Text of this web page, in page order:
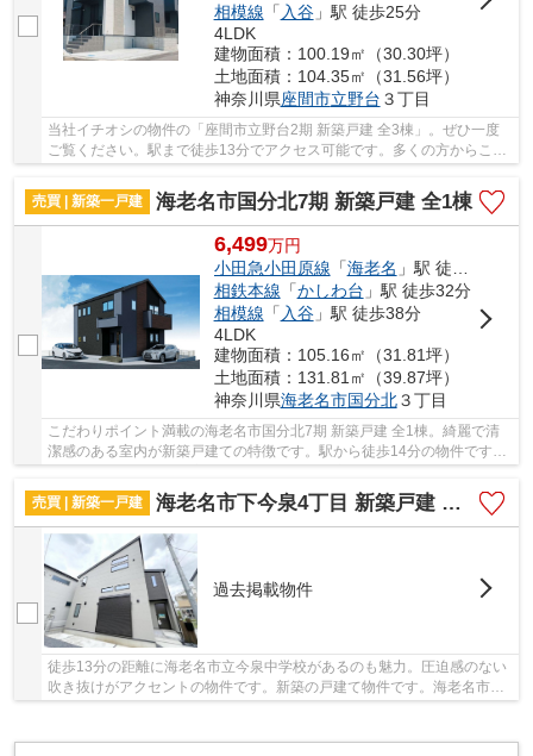
相模線 「 入谷」駅 徒歩25分
4LDK
建物面積：100.19㎡（30.30坪）
土地面積：104.35㎡（31.56坪）
神奈川県座間市立野台 ３丁目
当社イチオシの物件の「座間市立野台2期 新築戸建 全3棟」。ぜひ一度
ご覧ください。駅まで徒歩13分でアクセス可能です。多くの方からこだ
売買 | 新築一戸建
海老名市国分北7期 新築戸建 全1棟
6,499万円
小田急小田原線 「海老名 」駅 徒歩14分
相鉄本線 「かしわ台 」駅 徒歩32分
相模線 「 入谷」駅 徒歩38分
4LDK
建物面積：105.16㎡（31.81坪）
土地面積：131.81㎡（39.87坪）
神奈川県海老名市国分北３丁目
こだわりポイント満載の海老名市国分北7期 新築戸建 全1棟。綺麗で清
潔感のある室内が新築戸建ての特徴です。駅から徒歩14分の物件です。
当社でなら、きっとお客様に満足頂ける不動産...
売買 | 新築一戸建
海老名市下今泉4丁目 新築戸建 全5棟
過去掲載物件
徒歩13分の距離に海老名市立今泉中学校があるのも魅力。圧迫感のない
吹き抜けがアクセントの物件です。新築の戸建て物件です。海老名市に
特化した当社には、不動産情報はもちろんのこ...